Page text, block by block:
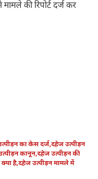
की रिपोर्ट दर्ज कर
का केस दर्ज,दहेज उत्पीड़न
कानून,दहेज उत्पीड़न की
है,दहेज उत्पीड़न मामले में